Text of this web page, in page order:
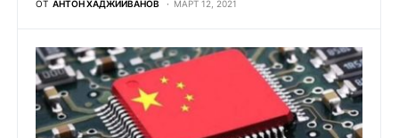
ОТ АНТОН ХАДЖИИВАНОВ МАРТ 12, 2021